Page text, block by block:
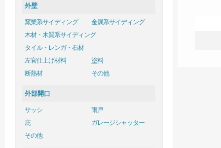
外壁
窯業系サイディング
金属系サイディング
木材・木質系サイディング
タイル・レンガ・石材
左官仕上げ材料
塗料
断熱材
その他
外部開口
サッシ
雨戸
庇
ガレージシャッター
その他